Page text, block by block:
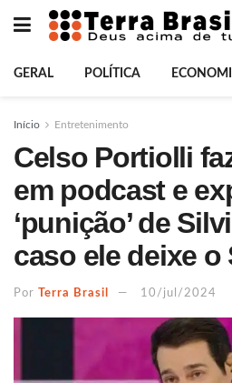
GERAL POLÍTICA
Início Entretenimento
Celso Portiolli
em podcast e
‘punição’ de
caso ele deixe o
Por Terra Brasil 10/jul/2024